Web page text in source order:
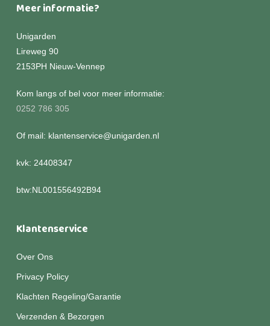
Meer informatie?
Unigarden
Lireweg 90
2153PH Nieuw-Vennep
Kom langs of bel voor meer informatie:
0252 786 305
Of mail: klantenservice@unigarden.nl
kvk: 24408347
btw:NL001556492B94
Klantenservice
Over Ons
Privacy Policy
Klachten Regeling/Garantie
Verzenden & Bezorgen